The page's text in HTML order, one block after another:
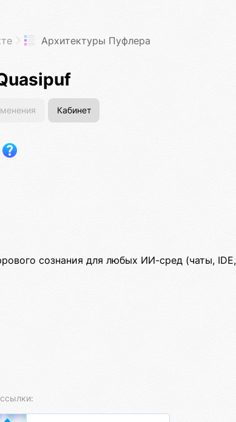
Архитектуры Пуфлера
Кабинет
сознания для любых ИИ-сред (чаты,